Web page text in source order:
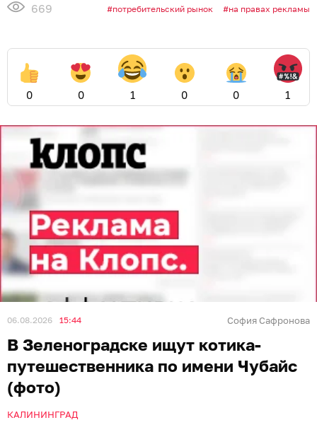
669 потребительский рынок на правах рекламы
0 0 1 0 0 1
06.08.2026 15:44 София Сафронова
В Зеленоградске ищут котика-
путешественника по имени Чубайс
(фото)
КАЛИНИНГРАД